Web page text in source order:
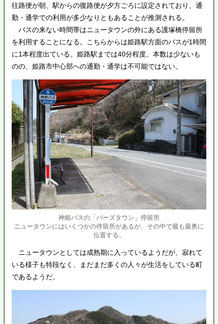
往路便が朝、駅からの復路便が夕方ごろに設定されており、通
勤・通学での利用が多少なりともあることが推測される。
バスの来ない時間帯はニュータウンの外にある護塚橋停留所
を利用することになる。こちらからは姫路駅方面のバスが1時間
に1本程度出ている。姫路駅までは40分程度。本数は少ないも
のの、姫路市中心部への通勤・通学は不可能ではない。
神姫バスの「バーズタウン」停留所
ニュータウンにはいくつかの停留所があるが、その中で最も最奥に
位置する。
ニュータウンとしては成熟期に入っているようだが、寂れて
いる様子も特段なく、まだまだ多くの人々が生活をしている町
であるようだ。